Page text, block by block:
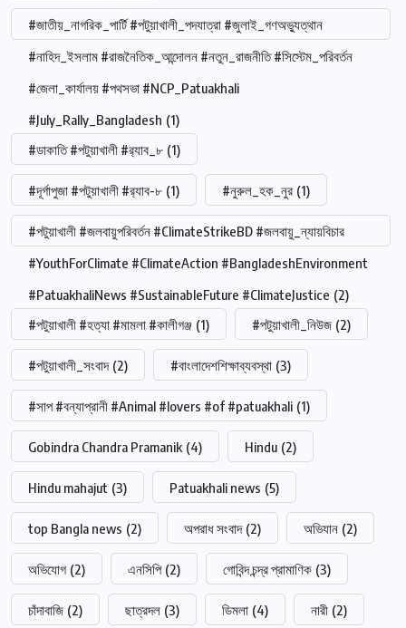
#জাতীয়_নাগরিক_পার্টি #পটুয়াখালী_পদযাত্রা #জুলাই_গণঅভ্যুত্থান
#নাহিদ_ইসলাম #রাজনৈতিক_আন্দোলন #নতুন_রাজনীতি #সিস্টেম_পরিবর্তন
#জেলা_কার্যালয় #পথসভা #NCP_Patuakhali
#July_Rally_Bangladesh (1)
#ডাকাতি #পটুয়াখালী #র‍্যাব_৮ (1)
#দূর্গাপুজা #পটুয়াখালী #র‍্যাব-৮ (1) #নুরুল_হক_নুর (1)
#পটুয়াখালী #জলবায়ুপরিবর্তন #ClimateStrikeBD #জলবায়ু_ন্যায়বিচার
#YouthForClimate #ClimateAction #BangladeshEnvironment
#PatuakhaliNews #SustainableFuture #ClimateJustice (2)
#পটুয়াখালী #হত্যা #মামলা #কালীগঞ্জ (1) #পটুয়াখালী_নিউজ (2)
#পটুয়াখালী_সংবাদ (2) #বাংলাদেশশিক্ষাব্যবস্থা (3)
#সাপ #বন্যাপ্রানী #Animal #lovers #of #patuakhali (1)
Gobindra Chandra Pramanik (4) Hindu (2)
Hindu mahajut (3) Patuakhali news (5)
top Bangla news (2) অপরাধ সংবাদ (2) অভিযান (2)
অভিযোগ (2) এনসিপি (2) গোবিন্দ চন্দ্র প্রামাণিক (3)
চাঁদাবাজি (2) ছাত্রদল (3) ডিমলা (4) নারী (2)